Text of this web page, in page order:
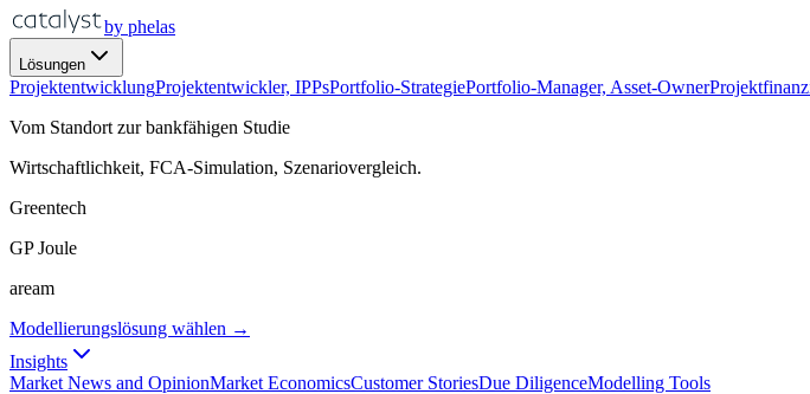
by phelas
Lösungen
ProjektentwicklungProjektentwickler, IPPsPortfolio-StrategiePortfolio-Manager, Asset-Owner
Vom Standort zur bankfähigen Studie
Wirtschaftlichkeit, FCA-Simulation, Szenariovergleich.
Greentech
GP Joule
aream
Modellierungslösung wählen →
Insights
Market News and OpinionMarket EconomicsCustomer StoriesDue DiligenceModelling Tools